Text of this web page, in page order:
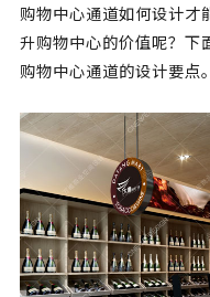
购物中心通道如何设计才
升购物中心的价值呢？下
购物中心通道的设计要点。